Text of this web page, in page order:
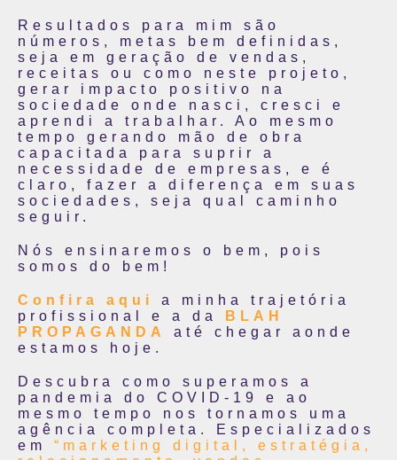
Resultados para mim são
números, metas bem definidas,
seja em geração de vendas,
receitas ou como neste projeto,
gerar impacto positivo na
sociedade onde nasci, cresci e
aprendi a trabalhar. Ao mesmo
tempo gerando mão de obra
capacitada para suprir a
necessidade de empresas, e é
claro, fazer a diferença em suas
sociedades, seja qual caminho
seguir.
Nós ensinaremos o bem, pois
somos do bem!
Confira aqui
a minha trajetória
profissional e a da
BLAH
PROPAGANDA
até chegar aonde
estamos hoje.
Descubra como superamos a
pandemia do COVID-19 e ao
mesmo tempo nos tornamos uma
agência completa. Especializados
em “marketing digital, estratégia,